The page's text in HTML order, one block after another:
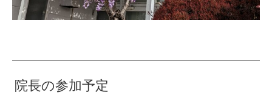
院長の参加予定